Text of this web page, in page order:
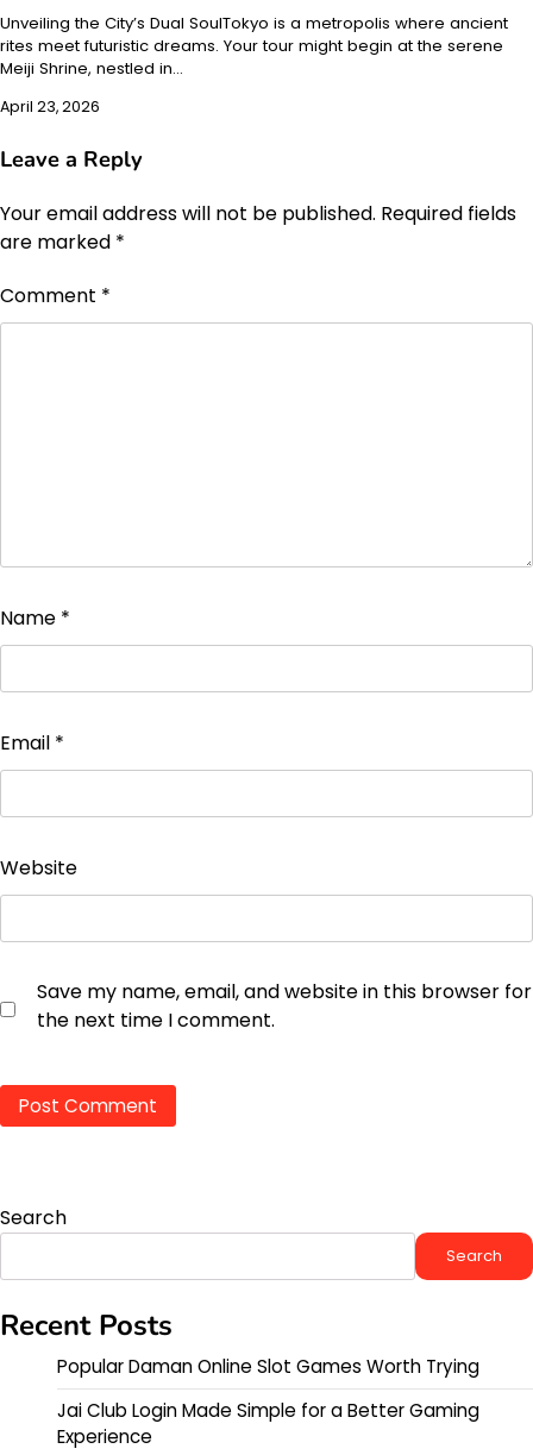
Unveiling the City’s Dual SoulTokyo is a metropolis where ancient
rites meet futuristic dreams. Your tour might begin at the serene
Meiji Shrine, nestled in…
April 23, 2026
Leave a Reply
Your email address will not be published. Required fields
are marked *
Comment *
Name *
Email *
Website
Save my name, email, and website in this browser for
the next time I comment.
Search
Search
Recent Posts
Popular Daman Online Slot Games Worth Trying
Jai Club Login Made Simple for a Better Gaming
Experience